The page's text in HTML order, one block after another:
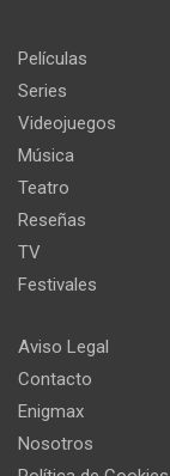
Películas
Series
Videojuegos
Música
Teatro
Reseñas
TV
Festivales
Aviso Legal
Contacto
Enigmax
Nosotros